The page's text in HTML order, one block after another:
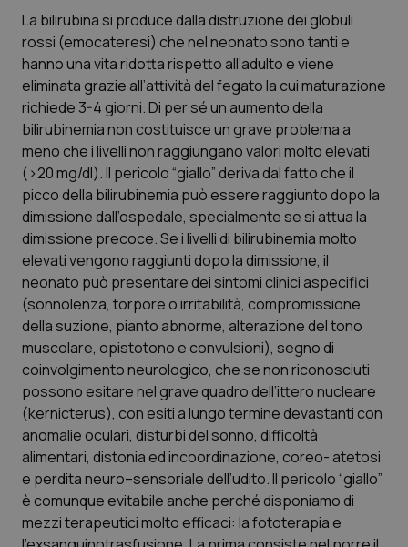
Lettere al direttore
Edizioni Regionali
QS Pro
Professionisti Sanitari.AI
Abruzzo
Basilicata
Calabria
Campania
Emilia-Romagna
Friuli Venezia Giulia
Lazio
QS Pro Gold
Artrite & artrosi
Asma & BPCO
Car-T
Colesterolo & coronaropatie
Dermatite Atopica
Diabete & glucometri
QS Club Newsletter
La bilirubina si produce dalla distruzione dei globuli
rossi (emocateresi) che nel neonato sono tanti e
hanno una vita ridotta rispetto all’adulto e viene
eliminata grazie all’attività del fegato la cui maturazione
richiede 3-4 giorni. Di per sé un aumento della
bilirubinemia non costituisce un grave problema a
meno che i livelli non raggiungano valori molto elevati
(>20 mg/dl). Il pericolo “giallo” deriva dal fatto che il
picco della bilirubinemia può essere raggiunto dopo la
dimissione dall’ospedale, specialmente se si attua la
dimissione precoce. Se i livelli di bilirubinemia molto
elevati vengono raggiunti dopo la dimissione, il
neonato può presentare dei sintomi clinici aspecifici
(sonnolenza, torpore o irritabilità, compromissione
della suzione, pianto abnorme, alterazione del tono
muscolare, opistotono e convulsioni), segno di
coinvolgimento neurologico, che se non riconosciuti
possono esitare nel grave quadro dell’ittero nucleare
(kernicterus), con esiti a lungo termine devastanti con
anomalie oculari, disturbi del sonno, difficoltà
alimentari, distonia ed incoordinazione, coreo- atetosi
e perdita neuro–sensoriale dell’udito. Il pericolo “giallo”
è comunque evitabile anche perché disponiamo di
mezzi terapeutici molto efficaci: la fototerapia e